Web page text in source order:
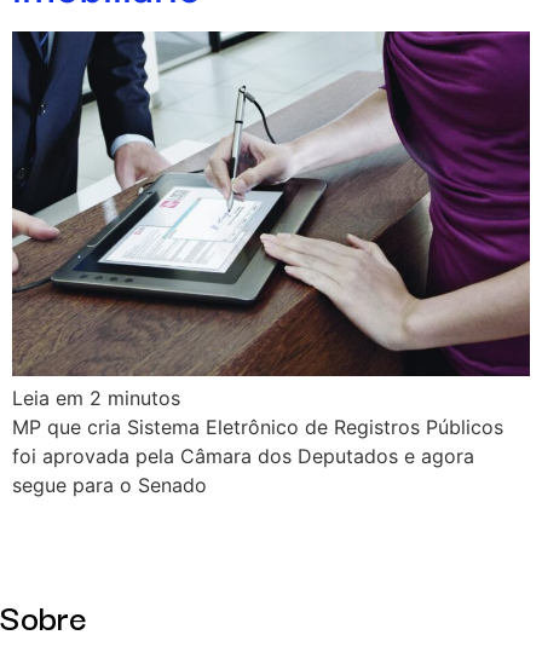
Leia em 2 minutos
MP que cria Sistema Eletrônico de Registros Públicos
foi aprovada pela Câmara dos Deputados e agora
segue para o Senado
Sobre